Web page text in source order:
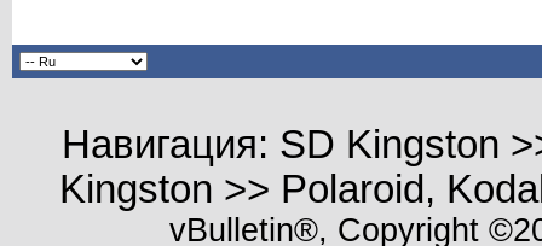
Навигация: SD Kingston
Kingston >> Polaroid,
vBulletin®, Copyright